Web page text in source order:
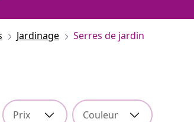
Jardinage Serres de jardin
Prix Couleur